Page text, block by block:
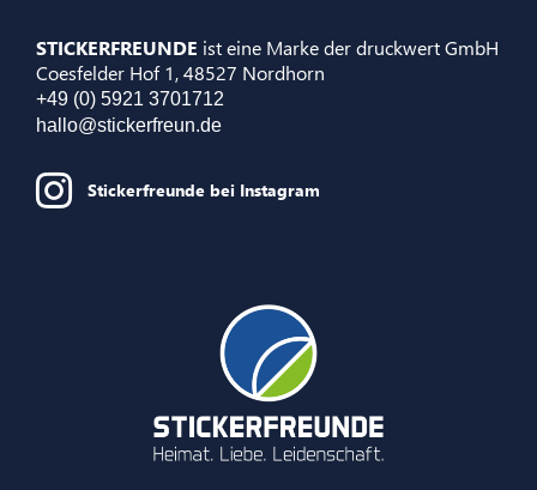
STICKERFREUNDE ist eine Marke der druckwert GmbH
Coesfelder Hof 1, 48527 Nordhorn
+49 (0) 5921 3701712
hallo@stickerfreun.de
Stickerfreunde bei Instagram